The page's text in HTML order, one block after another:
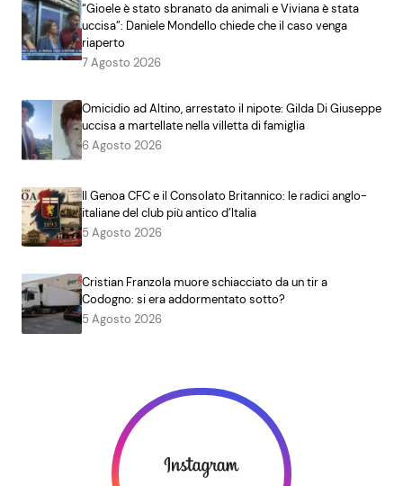
“Gioele è stato sbranato da animali e Viviana è stata
uccisa”: Daniele Mondello chiede che il caso venga
riaperto
7 Agosto 2026
Omicidio ad Altino, arrestato il nipote: Gilda Di Giuseppe
uccisa a martellate nella villetta di famiglia
6 Agosto 2026
Il Genoa CFC e il Consolato Britannico: le radici anglo-
italiane del club più antico d’Italia
5 Agosto 2026
Cristian Franzola muore schiacciato da un tir a
Codogno: si era addormentato sotto?
5 Agosto 2026